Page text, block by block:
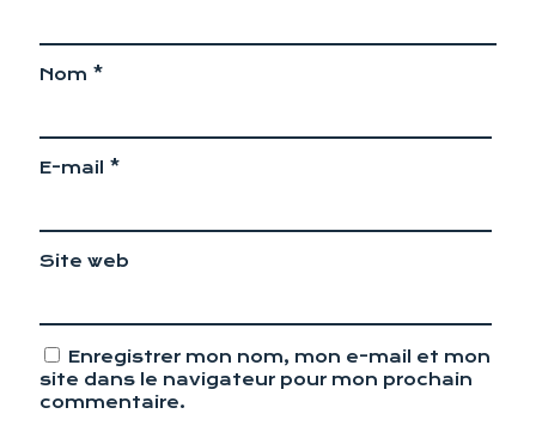
Nom *
E-mail *
Site web
Enregistrer mon nom, mon e-mail et mon
site dans le navigateur pour mon prochain
commentaire.